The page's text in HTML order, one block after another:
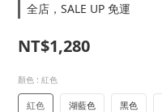
全店，SALE UP 免運
NT$1,280
顏色 : 紅色
紅色 湖藍色 黑色